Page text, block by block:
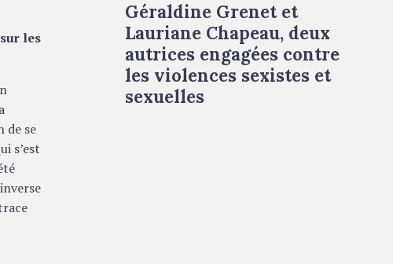
les
de se
s’est
Géraldine Grenet et
Lauriane Chapeau, deux
autrices engagées contre
les violences sexistes et
sexuelles